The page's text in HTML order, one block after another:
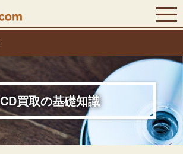
CD買取の基礎知識